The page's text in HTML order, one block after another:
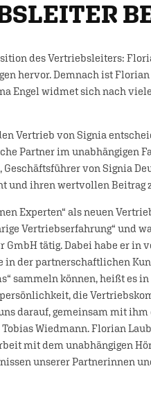
des Vertriebsleiters:
hervor. Demnach ist
Engel widmet sich nach
Vertrieb von Signia
Partner im unabhängigen
von Signia
und ihren wertvollen Beitrag
Experten“ als neuen
Vertriebserfahrung“ und
GmbH tätig. Dabei habe er in
in der partnerschaftlichen
sammeln können, heißt es
die
darauf, gemeinsam mit
Wiedmann. Florian
mit dem unabhängigen
unserer Partnerinnen